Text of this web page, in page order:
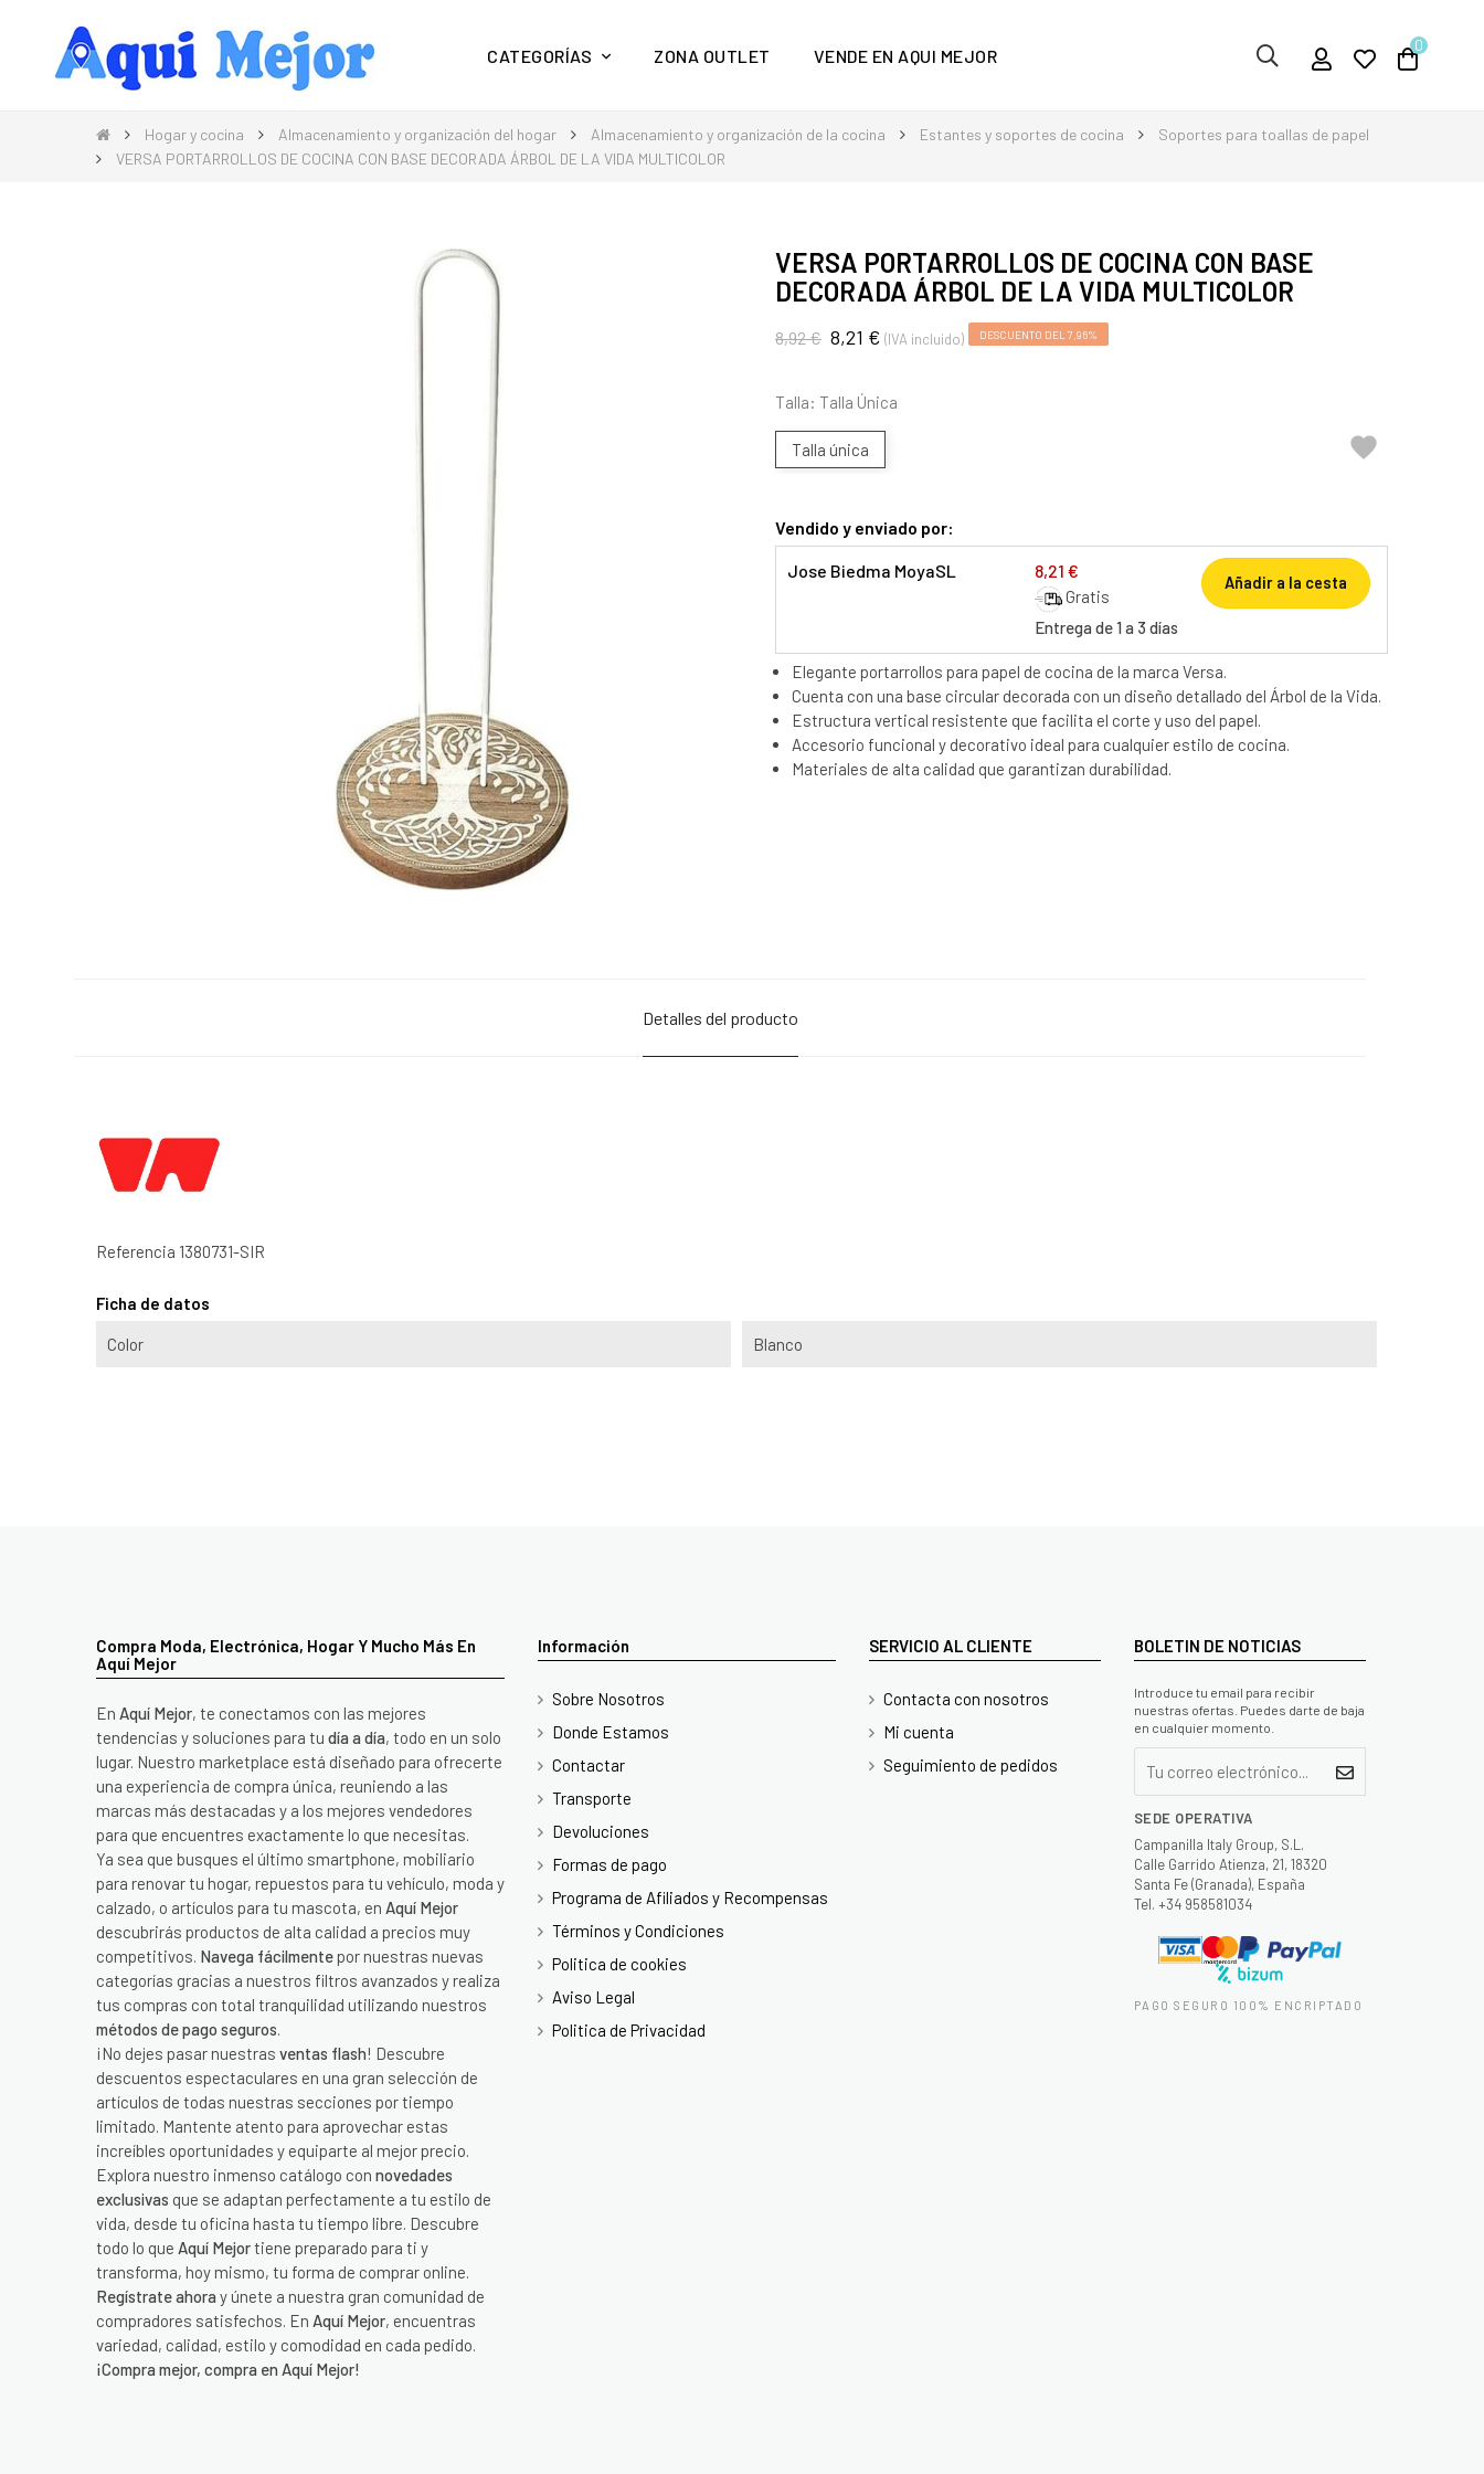
Compra Moda, Electrónica, Hogar y mucho más en Aquí Mejor
CATEGORÍAS ZONA OUTLET VENDE EN AQUI MEJOR 0
Hogar y cocina Almacenamiento y organización del hogar Almacenamiento y organización de la cocina Estantes y soportes de cocina
Soportes para toallas de papel
VERSA PORTARROLLOS DE COCINA CON BASE DECORADA ÁRBOL DE LA VIDA MULTICOLOR
VERSA PORTARROLLOS DE COCINA CON BASE
DECORADA ÁRBOL DE LA VIDA MULTICOLOR
8,92 € 8,21 € (IVA incluido) DESCUENTO DEL 7,96%
Talla: Talla Única
Talla única 
Vendido y enviado por:
Jose Biedma MoyaSL 8,21 €
Gratis
Entrega de 1 a 3 días
Añadir a la cesta
Elegante portarrollos para papel de cocina de la marca Versa.
Cuenta con una base circular decorada con un diseño detallado del Árbol de la Vida.
Estructura vertical resistente que facilita el corte y uso del papel.
Accesorio funcional y decorativo ideal para cualquier estilo de cocina.
Materiales de alta calidad que garantizan durabilidad.
Detalles del producto
Referencia 1380731-SIR
Ficha de datos
Color Blanco
Compra Moda, Electrónica, Hogar Y Mucho Más En
Aquí Mejor
En Aquí Mejor, te conectamos con las mejores
tendencias y soluciones para tu día a día, todo en un solo
lugar. Nuestro marketplace está diseñado para ofrecerte
una experiencia de compra única, reuniendo a las
marcas más destacadas y a los mejores vendedores
para que encuentres exactamente lo que necesitas.
Ya sea que busques el último smartphone, mobiliario
para renovar tu hogar, repuestos para tu vehículo, moda y
calzado, o artículos para tu mascota, en Aquí Mejor
descubrirás productos de alta calidad a precios muy
competitivos. Navega fácilmente por nuestras nuevas
categorías gracias a nuestros filtros avanzados y realiza
tus compras con total tranquilidad utilizando nuestros
métodos de pago seguros.
¡No dejes pasar nuestras ventas flash! Descubre
descuentos espectaculares en una gran selección de
artículos de todas nuestras secciones por tiempo
limitado. Mantente atento para aprovechar estas
increíbles oportunidades y equiparte al mejor precio.
Explora nuestro inmenso catálogo con novedades
exclusivas que se adaptan perfectamente a tu estilo de
vida, desde tu oficina hasta tu tiempo libre. Descubre
todo lo que Aquí Mejortiene preparado para ti y
transforma, hoy mismo, tu forma de comprar online.
Regístrate ahora y únete a nuestra gran comunidad de
compradores satisfechos. En Aquí Mejor, encuentras
variedad, calidad, estilo y comodidad en cada pedido.
¡Compra mejor, compra en Aquí Mejor!
Información
Sobre Nosotros
Donde Estamos
Contactar
Transporte
Devoluciones
Formas de pago
Programa de Afiliados y Recompensas
Términos y Condiciones
Politica de cookies
Aviso Legal
Politica de Privacidad
SERVICIO AL CLIENTE
Contacta con nosotros
Mi cuenta
Seguimiento de pedidos
BOLETIN DE NOTICIAS
Introduce tu email para recibir
nuestras ofertas. Puedes darte de baja
en cualquier momento.
SEDE OPERATIVA
Campanilla Italy Group, S.L.
Calle Garrido Atienza, 21, 18320
Santa Fe (Granada), España
Tel. +34 958581034
PAGO SEGURO 100% ENCRIPTADO